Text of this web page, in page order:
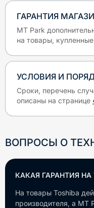
ГАРАНТИЯ
MT Park
на товары,
УСЛОВИЯ И
Сроки, перечень
описаны на странице
ВОПРОСЫ О
КАКАЯ ГАРАНТИЯ НА
На товары Toshiba
производителя, а MT